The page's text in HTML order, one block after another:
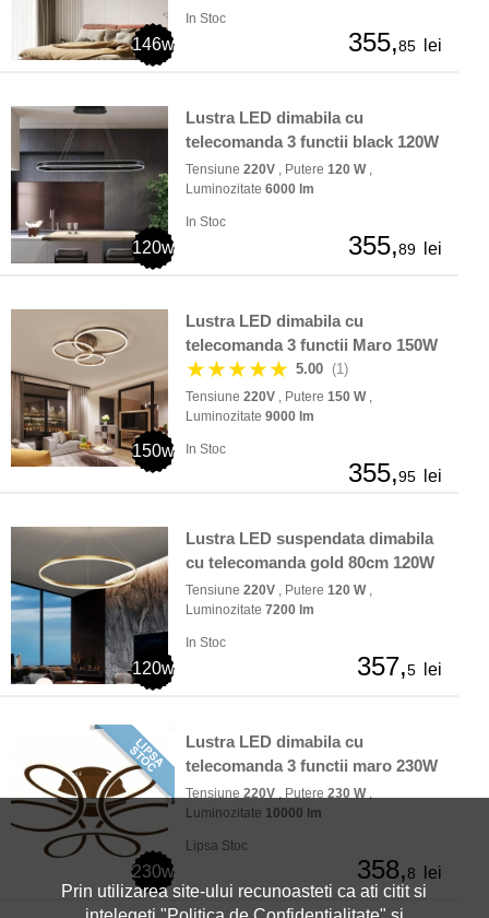
146w
In Stoc
355,85 lei
120w
Lustra LED dimabila cu
telecomanda 3 functii black 120W
Tensiune 220V , Putere 120 W,
Luminozitate 6000 lm
In Stoc
355,89 lei
150w
Lustra LED dimabila cu
telecomanda 3 functii Maro 150W
★★★★★ 5.00 (1)
Tensiune 220V , Putere 150 W,
Luminozitate 9000 lm
In Stoc
355,95 lei
120w
Lustra LED suspendata dimabila
cu telecomanda gold 80cm 120W
Tensiune 220V , Putere 120 W,
Luminozitate 7200 lm
In Stoc
357,5 lei
230w
Lustra LED dimabila cu
telecomanda 3 functii maro 230W
Tensiune 220V , Putere 230 W,
Luminozitate 10000 lm
Lipsa Stoc
358,8 lei
Prin utilizarea site-ului recunoasteti ca ati citit si